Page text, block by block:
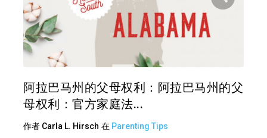
阿拉巴马州的父母权利：阿拉巴马州的父
母权利：官方家庭法...
作者 Carla L. Hirsch 在 Parenting Tips